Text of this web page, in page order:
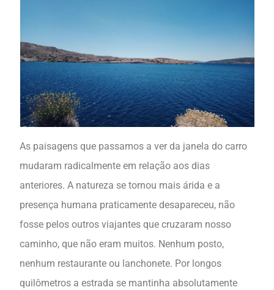
As paisagens que passamos a ver da janela do carro
mudaram radicalmente em relação aos dias
anteriores. A natureza se tornou mais árida e a
presença humana praticamente desapareceu, não
fosse pelos outros viajantes que cruzaram nosso
caminho, que não eram muitos. Nenhum posto,
nenhum restaurante ou lanchonete. Por longos
quilômetros a estrada se mantinha absolutamente